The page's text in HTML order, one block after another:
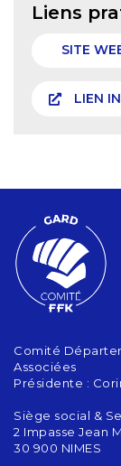
Liens
SITE
LIEN
Comité
Associées
Présidente :
Siège social &
2 Impasse Jean
30 900 NIMES